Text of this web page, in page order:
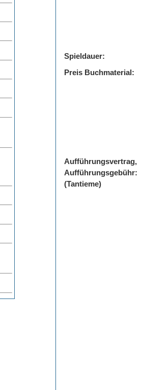
Spieldauer:
Preis Buchmaterial:
Aufführungsvertrag,
Aufführungsgebühr:
(Tantieme)